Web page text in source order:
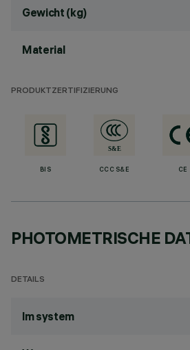
Gewicht (kg)
Material
PRODUKTZERTIFIZIERUNG
BIS CCC S&E CE
PHOTOMETRISCHE
DETAILS
lm system